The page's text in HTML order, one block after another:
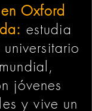
Oxford
estudia
jóvenes
y vive un